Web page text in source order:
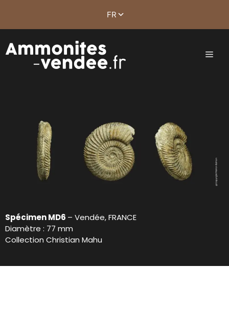
Spécimen MD6 – Vendée, FRANCE
Diamètre : 77 mm
Collection Christian Mahu